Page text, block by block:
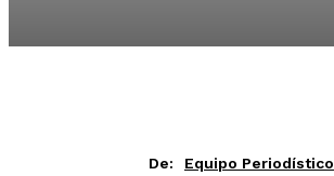
De: Equipo Periodístico